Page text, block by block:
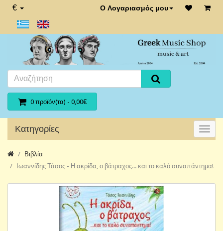
€ Ο Λογαριασμός μου
0 προϊόν(τα) - 0,00€
Κατηγορίες
Βιβλία
Ιωαννίδης Τάσος - Η ακρίδα, ο βάτραχος... και το καλό συναπάντημα!